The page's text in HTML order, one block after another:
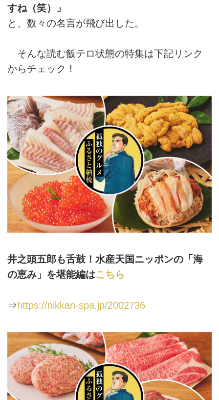
すね（笑）」
と、数々の名言が飛び出した。
そんな読む飯テロ状態の特集は下記リンク
からチェック！
井之頭五郎も舌鼓！水産天国ニッポンの「海
の恵み」を堪能編はこちら
⇒ https://nikkan-spa.jp/2002736